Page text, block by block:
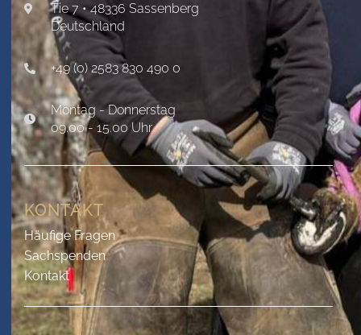
Tie 7 • 48336 Sassenberg
Deutschland
+49 (0) 2583 830 490 0
Montag - Donnerstag
09.00 - 15.00 Uhr
KONTAKT
Häufige Fragen
Sachspenden
Kontakt